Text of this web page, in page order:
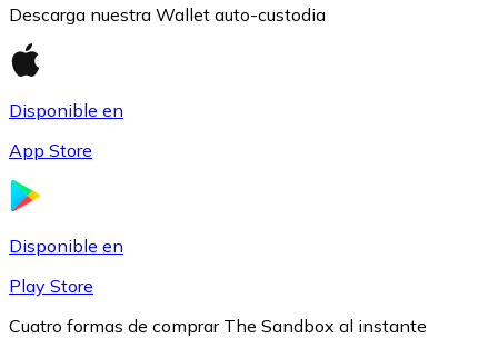
Descarga nuestra Wallet auto-custodia
Disponible en
App Store
Disponible en
Play Store
Cuatro formas de comprar The Sandbox al instante